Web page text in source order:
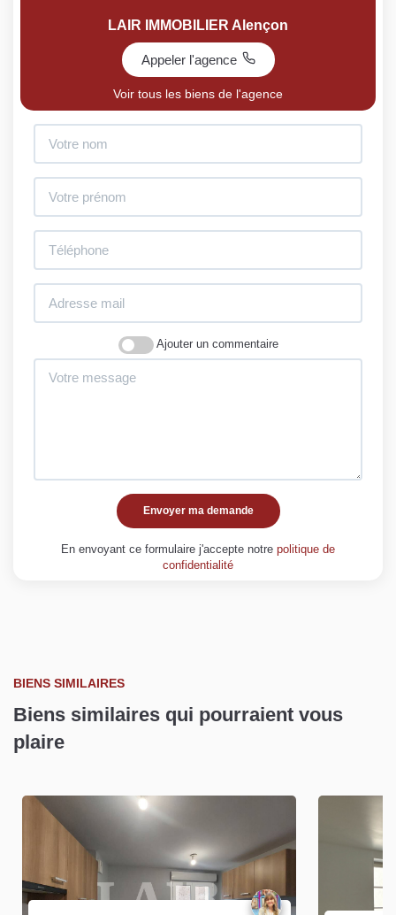
LAIR IMMOBILIER Alençon
Appeler l'agence
Voir tous les biens de l'agence
Ajouter un commentaire
Envoyer ma demande
En envoyant ce formulaire j'accepte notre politique de
confidentialité
BIENS SIMILAIRES
Biens similaires qui pourraient vous
plaire